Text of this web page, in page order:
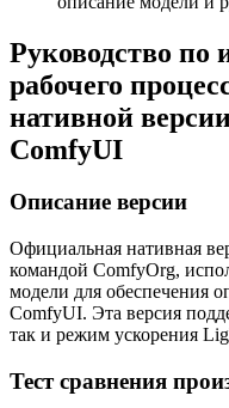
Руководство по
рабочего
нативной
ComfyUI
Описание версии
Официальная нативная
командой ComfyOrg,
модели для обеспечения
ComfyUI. Эта версия
так и режим ускорения
Тест сравнения